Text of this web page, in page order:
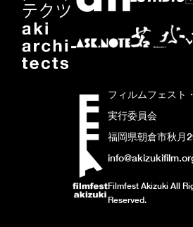
フィルムフェスト
実行委員会
福岡県朝倉市秋月
Filmfest Akizuki All
Reserved.